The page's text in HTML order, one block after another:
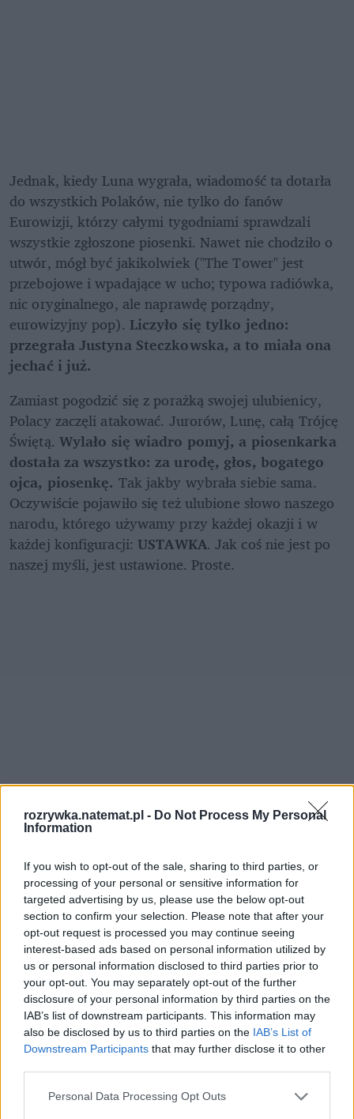
rozrywka.natemat.pl - Do Not Process My Personal
Information
If you wish to opt-out of the sale, sharing to third parties, or
processing of your personal or sensitive information for
targeted advertising by us, please use the below opt-out
section to confirm your selection. Please note that after your
opt-out request is processed you may continue seeing
interest-based ads based on personal information utilized by
us or personal information disclosed to third parties prior to
your opt-out. You may separately opt-out of the further
disclosure of your personal information by third parties on the
IAB’s list of downstream participants. This information may
also be disclosed by us to third parties on the IAB’s List of
Downstream Participants that may further disclose it to other
Personal Data Processing Opt Outs
Jednak, kiedy Luna wygrała, wiadomość ta dotarła
do wszystkich Polaków, nie tylko do fanów
Eurowizji, którzy całymi tygodniami sprawdzali
wszystkie zgłoszone piosenki. Nawet nie chodziło o
utwór, mógł być jakikolwiek ("The Tower" jest
przebojowe i wpadające w ucho; typowa radiówka,
nic oryginalnego, ale naprawdę porządny,
eurowizyjny pop). Liczyło się tylko jedno:
przegrała Justyna Steczkowska, a to miała ona
jechać i już.
Zamiast pogodzić się z porażką swojej ulubienicy,
Polacy zaczęli atakować. Jurorów, Lunę, całą Trójcę
Świętą. Wylało się wiadro pomyj, a piosenkarka
dostała za wszystko: za urodę, głos, bogatego
ojca, piosenkę. Tak jakby wybrała siebie sama.
Oczywiście pojawiło się też ulubione słowo naszego
narodu, którego używamy przy każdej okazji i w
każdej konfiguracji: USTAWKA. Jak coś nie jest po
naszej myśli, jest ustawione. Proste.
Domowy obiad od podstaw bez stania
godzinami w kuchni? Sprawdziłam,
czy to możliwe
koncertach przed Eurowizją nie były, mówiąc